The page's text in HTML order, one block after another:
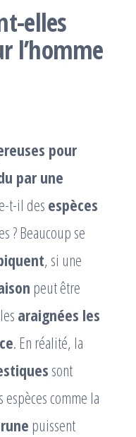
elles
l’homme
pour
par une
t-il desespèces
? Beaucoup se
, si une
peut être
araignées les
. En réalité, la
sont
comme la
puissent